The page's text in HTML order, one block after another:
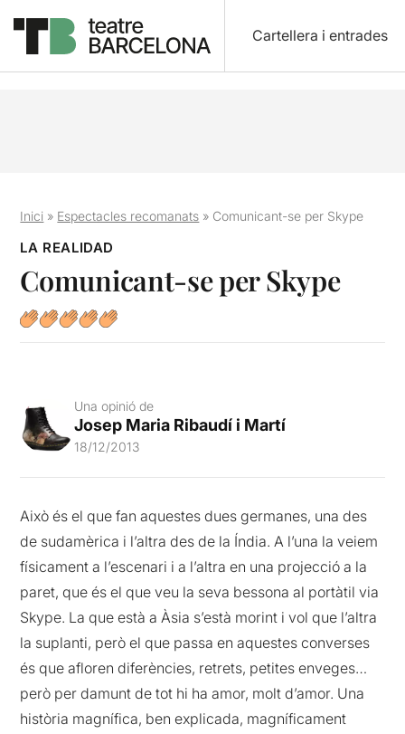
Cartellera i entrades
Inici » Espectacles recomanats » Comunicant-se per Skype
LA REALIDAD
Comunicant-se per Skype
Una opinió de
Josep Maria Ribaudí i Martí
18/12/2013
Això és el que fan aquestes dues germanes, una des
de sudamèrica i l’altra des de la Índia. A l’una la veiem
físicament a l’escenari i a l’altra en una projecció a la
paret, que és el que veu la seva bessona al portàtil via
Skype. La que està a Àsia s’està morint i vol que l’altra
la suplanti, però el que passa en aquestes converses
és que afloren diferències, retrets, petites enveges…
però per damunt de tot hi ha amor, molt d’amor. Una
història magnífica, ben explicada, magníficament